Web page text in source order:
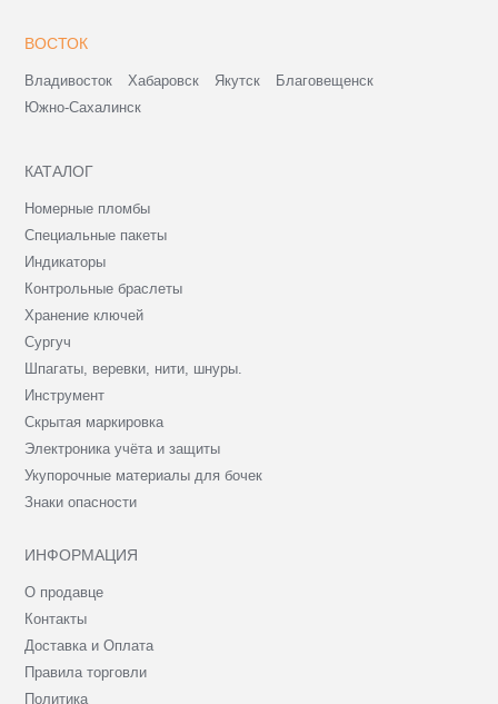
ВОСТОК
Владивосток Хабаровск Якутск
Благовещенск
Южно-Сахалинск
КАТАЛОГ
Номерные пломбы
Специальные пакеты
Индикаторы
Контрольные браслеты
Хранение ключей
Сургуч
Шпагаты, веревки, нити, шнуры.
Инструмент
Скрытая маркировка
Электроника учёта и защиты
Укупорочные материалы для бочек
Знаки опасности
ИНФОРМАЦИЯ
О продавце
Контакты
Доставка и Оплата
Правила торговли
Политика